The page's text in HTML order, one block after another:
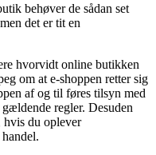
behøver de sådan set
det er tit en
hvorvidt online butikken
om at e-shoppen retter sig
af og til føres tilsyn med
regler. Desuden
hvis du oplever